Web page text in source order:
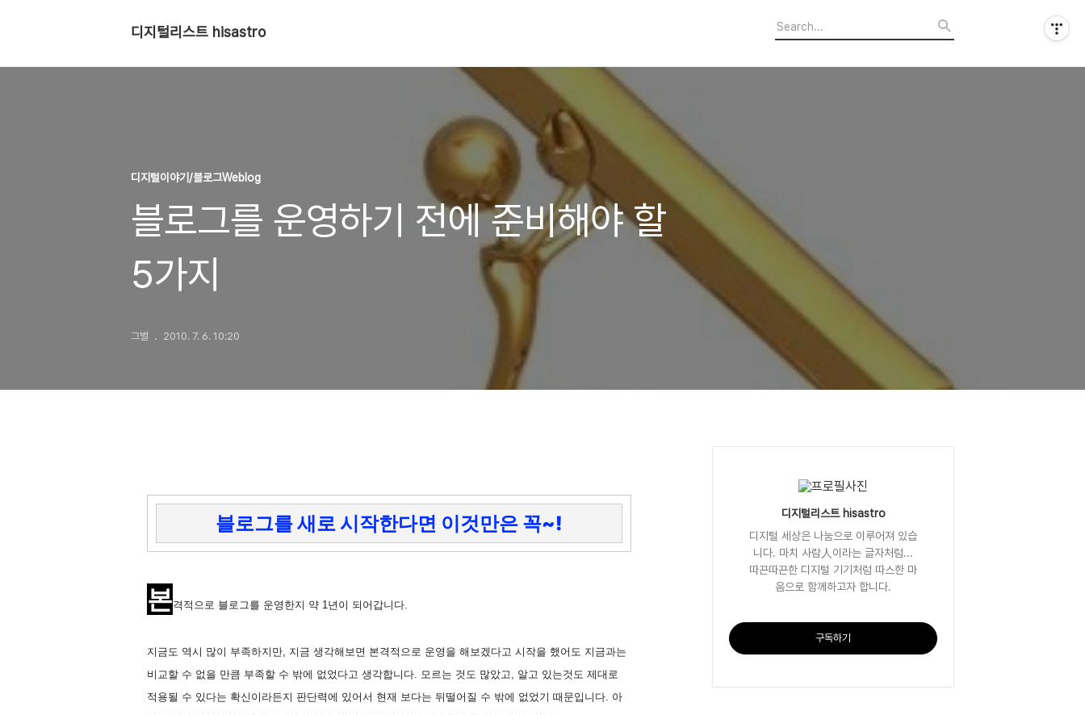
디지털리스트 hisastro
디지털이야기/블로그Weblog
블로그를 운영하기 전에 준비해야 할
5가지
그별 2010. 7. 6. 10:20
블로그를 새로 시작한다면 이것만은 꼭~!
본격적으로 블로그를 운영한지 약 1년이 되어갑니다.
지금도 역시 많이 부족하지만, 지금 생각해보면 본격적으로 운영을 해보겠다고 시작을 했어도 지금과는
비교할 수 없을 만큼 부족할 수 밖에 없었다고 생각합니다. 모르는 것도 많았고, 알고 있는것도 제대로
적용될 수 있다는 확신이라든지 판단력에 있어서 현재 보다는 뒤떨어질 수 밖에 없었기 때문입니다. 아
디지털리스트 hisastro
디지털 세상은 나눔으로 이루어져 있습
니다. 마치 사람人이라는 글자처럼...
따끈따끈한 디지털 기기처럼 따스한 마
음으로 함께하고자 합니다.
구독하기